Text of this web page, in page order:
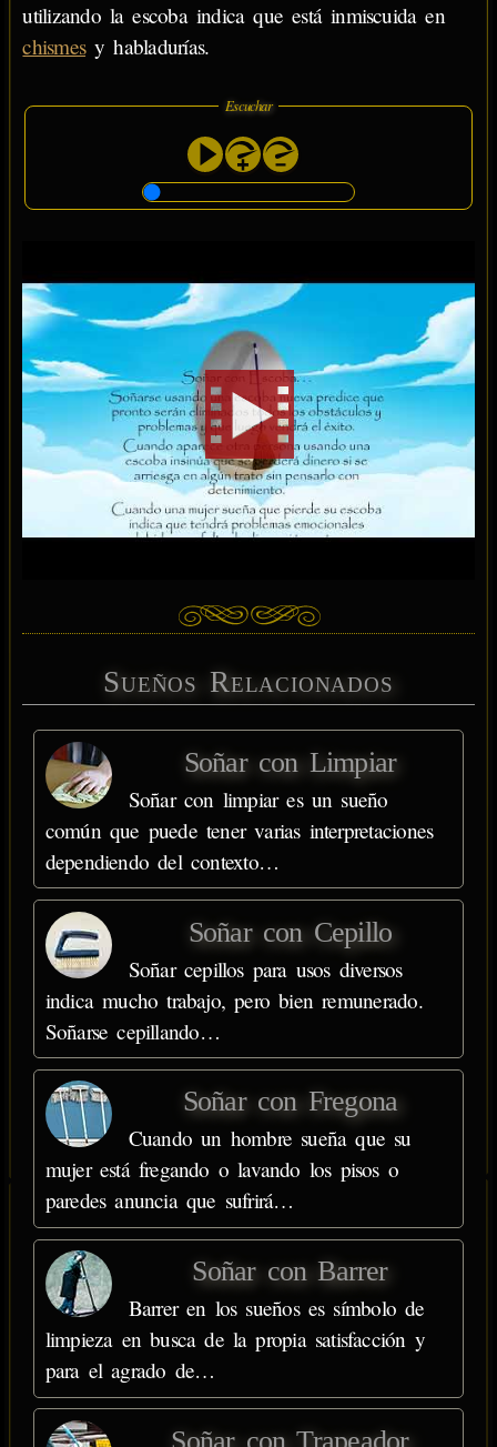
utilizando la escoba indica que está inmiscuida en
chismesy habladurías.
Escuchar
Sueños Relacionados
Soñar con Limpiar
Soñar con limpiar es un sueño
común que puede tener varias interpretaciones
dependiendo del contexto…
Soñar con Cepillo
Soñar cepillos para usos diversos
indica mucho trabajo, pero bien remunerado.
Soñarse cepillando…
Soñar con Fregona
Cuando un hombre sueña que su
mujer está fregando o lavando los pisos o
paredes anuncia que sufrirá…
Soñar con Barrer
Barrer en los sueños es símbolo de
limpieza en busca de la propia satisfacción y
para el agrado de…